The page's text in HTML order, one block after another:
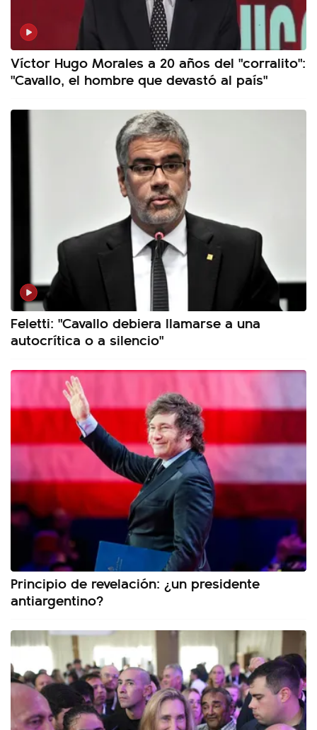
Víctor Hugo Morales a 20 años del "corralito":
"Cavallo, el hombre que devastó al país"
Feletti: "Cavallo debiera llamarse a una
autocrítica o a silencio"
Principio de revelación: ¿un presidente
antiargentino?